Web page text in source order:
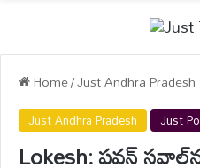
Home/Just Andhra Pradesh
Just Andhra Pradesh Just
Lokesh: పవన్